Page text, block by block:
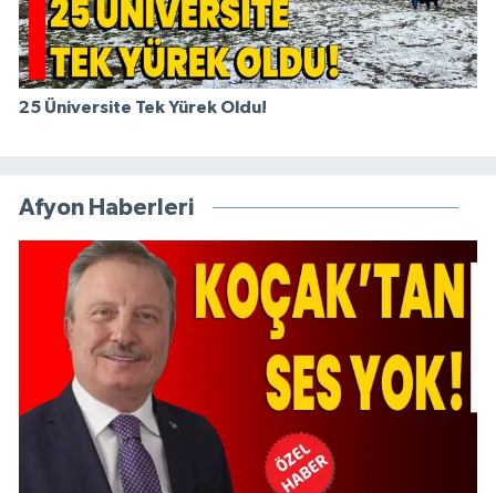
25 Üniversite Tek Yürek Oldu!
Afyon Haberleri